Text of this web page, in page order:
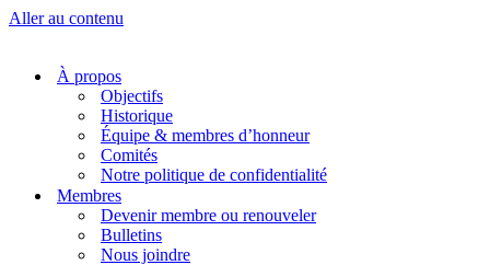
Aller au contenu
À propos
Objectifs
Historique
Équipe & membres d’honneur
Comités
Notre politique de confidentialité
Membres
Devenir membre ou renouveler
Bulletins
Nous joindre